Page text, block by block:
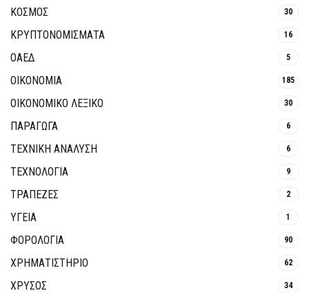
ΚΟΣΜΟΣ 30
ΚΡΥΠΤΟΝΟΜΊΣΜΑΤΑ 16
ΟΑΕΔ 5
ΟΙΚΟΝΟΜΙΑ 185
ΟΙΚΟΝΟΜΙΚΟ ΛΕΞΙΚΟ 30
ΠΑΡΑΓΩΓΑ 6
ΤΕΧΝΙΚΗ ΑΝΑΛΥΣΗ 6
ΤΕΧΝΟΛΟΓΙΑ 9
ΤΡΆΠΕΖΕΣ 2
ΥΓΕΙΑ 1
ΦΟΡΟΛΟΓΙΑ 90
ΧΡΗΜΑΤΙΣΤΗΡΙΟ 62
ΧΡΥΣΟΣ 34